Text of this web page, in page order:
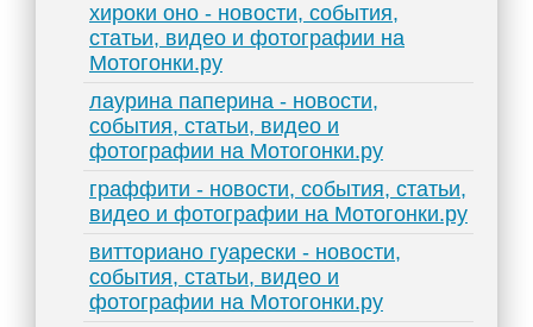
хироки оно - новости, события,
статьи, видео и фотографии на
Мотогонки.ру
лаурина паперина - новости,
события, статьи, видео и
фотографии на Мотогонки.ру
граффити - новости, события, статьи,
видео и фотографии на Мотогонки.ру
витториано гуарески - новости,
события, статьи, видео и
фотографии на Мотогонки.ру